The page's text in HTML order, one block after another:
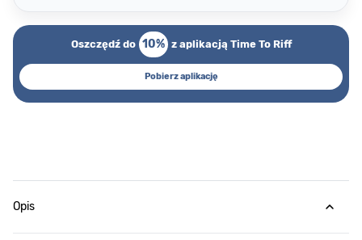
Oszczędź do 10% z aplikacją Time To Riff
Pobierz aplikację
Opis